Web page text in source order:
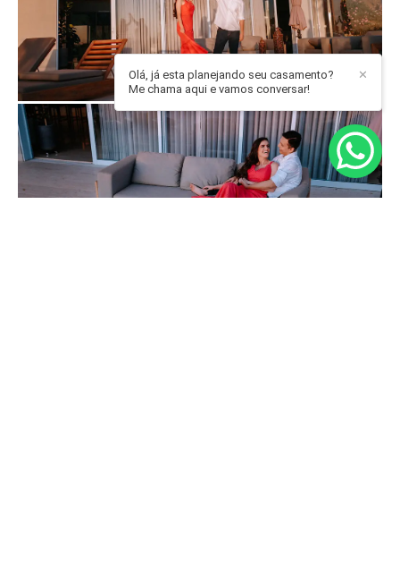
✕
Olá, já esta planejando seu casamento?
Me chama aqui e vamos conversar!